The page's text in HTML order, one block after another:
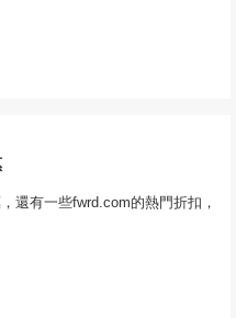
還有一些fwrd.com的熱門折扣，